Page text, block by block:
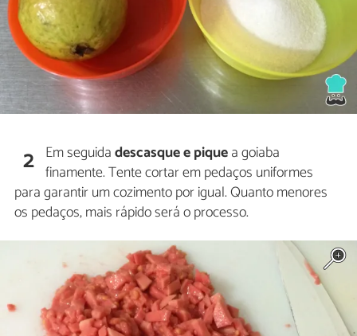
2 Em seguidadescasque e piquea goiaba
finamente. Tente cortar em pedaços uniformes
para garantir um cozimento por igual. Quanto menores
os pedaços, mais rápido será o processo.